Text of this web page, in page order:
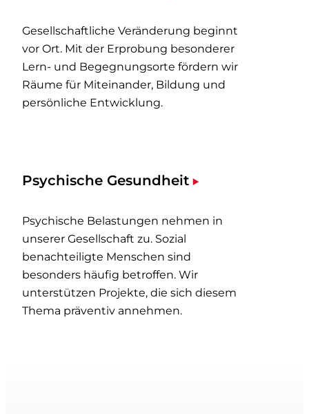
Gesellschaftliche Veränderung beginnt
vor Ort. Mit der Erprobung besonderer
Lern- und Begegnungsorte fördern wir
Räume für Miteinander, Bildung und
persönliche Entwicklung.
Psychische Gesundheit
Psychische Belastungen nehmen in
unserer Gesellschaft zu. Sozial
benachteiligte Menschen sind
besonders häufig betroffen. Wir
unterstützen Projekte, die sich diesem
Thema präventiv annehmen.